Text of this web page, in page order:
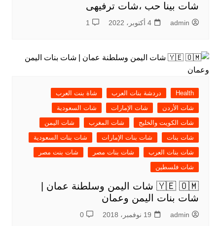
شات بينا حب ،شات ترفيهى
admin 4 أكتوبر، 2022 1
Health دردشة بنات العرب
شاة بنت العرب
شات الأردن
شات الإمارات
شات السعودية
شات الكويت والخليج
شات المغرب
شات اليمن
شات بنات
شات بنات الإمارات
شات بنات السعودية
شات بنات العرب
شات بنات مصر
شات بنت مصر
شات فلسطين
🇾🇪 🇴🇲 شات اليمن وسلطنة عمان |
شات بنات اليمن وعمان
admin 19 نوفمبر، 2018 0